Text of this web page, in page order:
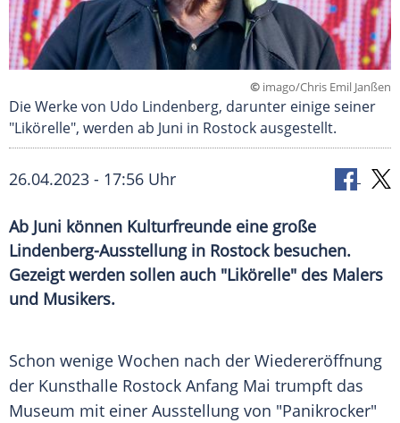
© imago/Chris Emil Janßen
Die Werke von Udo Lindenberg, darunter einige seiner
"Likörelle", werden ab Juni in Rostock ausgestellt.
26.04.2023 - 17:56 Uhr
Ab Juni können Kulturfreunde eine große
Lindenberg-Ausstellung in Rostock besuchen.
Gezeigt werden sollen auch "Likörelle" des Malers
und Musikers.
Schon wenige Wochen nach der Wiedereröffnung
der Kunsthalle Rostock Anfang Mai trumpft das
Museum mit einer Ausstellung von "Panikrocker"